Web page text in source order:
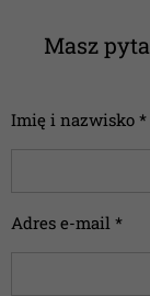
Masz
Imię i nazwisko *
Adres e-mail *